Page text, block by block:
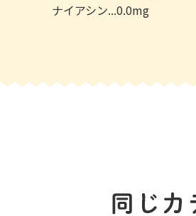
ナイアシン...0.0mg